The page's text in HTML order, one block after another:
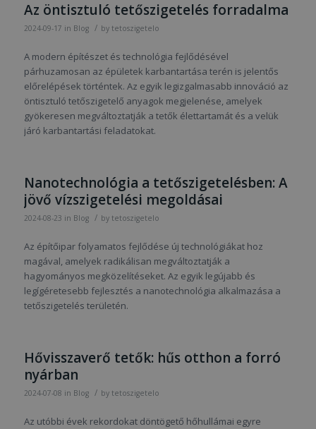
Az öntisztuló tetőszigetelés forradalma
2024-09-17 in Blog / by tetoszigetelo
A modern építészet és technológia fejlődésével
párhuzamosan az épületek karbantartása terén is jelentős
előrelépések történtek. Az egyik legizgalmasabb innováció az
öntisztuló tetőszigetelő anyagok megjelenése, amelyek
gyökeresen megváltoztatják a tetők élettartamát és a velük
járó karbantartási feladatokat.
Nanotechnológia a tetőszigetelésben: A
jövő vízszigetelési megoldásai
2024-08-23 in Blog / by tetoszigetelo
Az építőipar folyamatos fejlődése új technológiákat hoz
magával, amelyek radikálisan megváltoztatják a
hagyományos megközelítéseket. Az egyik legújabb és
legígéretesebb fejlesztés a nanotechnológia alkalmazása a
tetőszigetelés területén.
Hővisszaverő tetők: hűs otthon a forró
nyárban
2024-07-08 in Blog / by tetoszigetelo
Az utóbbi évek rekordokat döntögető hőhullámai egyre